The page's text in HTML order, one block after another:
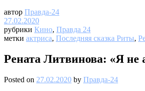
автор Правда-24
27.02.2020
рубрики Кино, Правда 24
метки актриса, Последняя сказка Риты,
Рената Литвинова: «Я не
Posted on 27.02.2020 by Правда-24